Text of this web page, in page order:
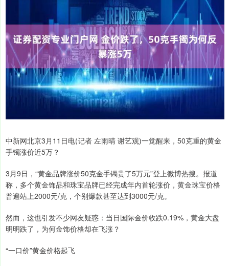
中新网北京3月11日电(记者 左雨晴 谢艺观)一觉醒来，50克重的黄金
手镯涨价近5万？
3月9日，“黄金品牌涨价50克金手镯贵了5万元”登上微博热搜。报道
称，多个黄金饰品和珠宝品牌已经完成年内首轮涨价，黄金珠宝价格
普遍站上2000元/克，个别爆款甚至达到3000元/克。
然而，这也引发不少网友疑惑：当日国际金价收跌0.19%，黄金大盘
明明跌了，为何金饰价格却在飞涨？
“一口价”黄金价格起飞